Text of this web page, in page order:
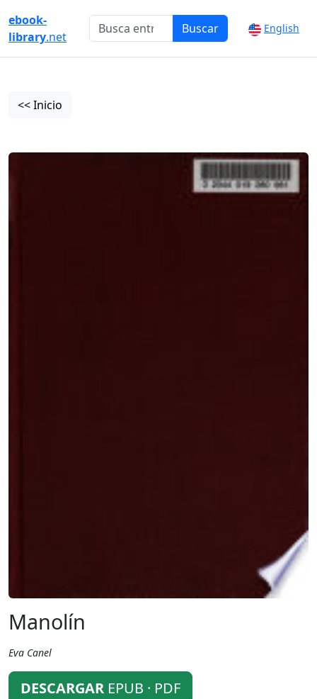
ebook-
library.net
Buscar English
<< Inicio
Manolín
Eva Canel
DESCARGAR EPUB · PDF